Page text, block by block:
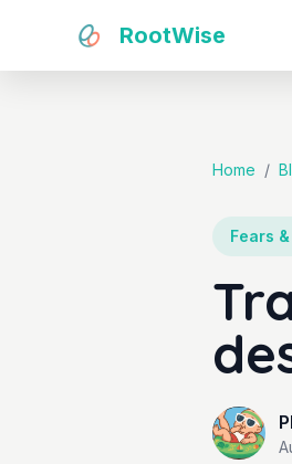
RootWise
Home /
Fears